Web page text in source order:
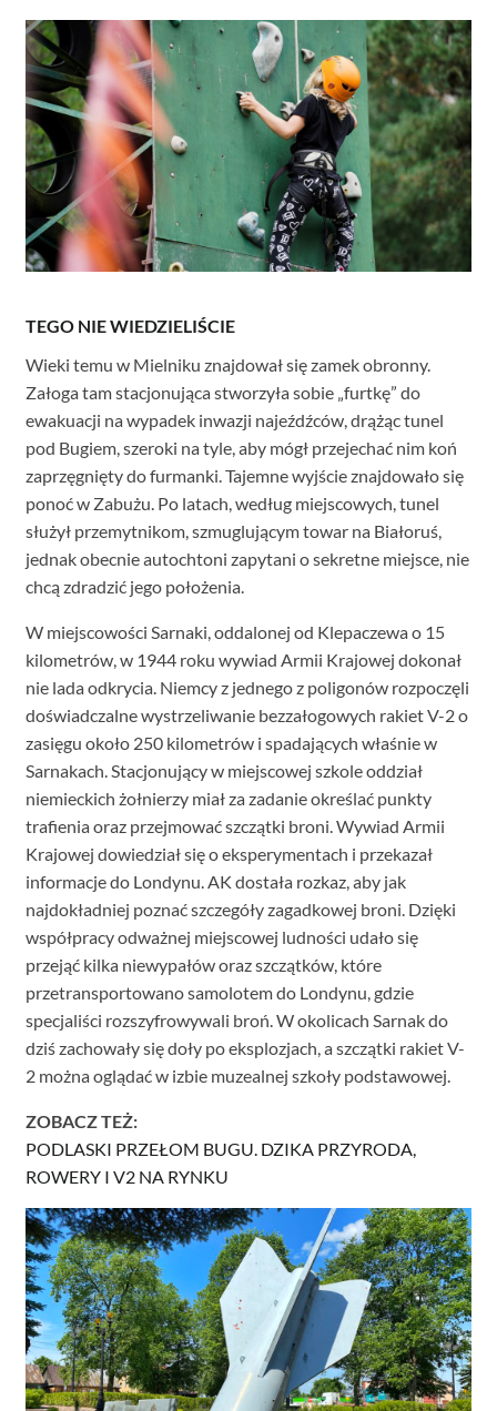
TEGO NIE WIEDZIELIŚCIE
Wieki temu w Mielniku znajdował się zamek obronny.
Załoga tam stacjonująca stworzyła sobie „furtkę” do
ewakuacji na wypadek inwazji najeźdźców, drążąc tunel
pod Bugiem, szeroki na tyle, aby mógł przejechać nim koń
zaprzęgnięty do furmanki. Tajemne wyjście znajdowało się
ponoć w Zabużu. Po latach, według miejscowych, tunel
służył przemytnikom, szmuglującym towar na Białoruś,
jednak obecnie autochtoni zapytani o sekretne miejsce, nie
chcą zdradzić jego położenia.
W miejscowości Sarnaki, oddalonej od Klepaczewa o 15
kilometrów, w 1944 roku wywiad Armii Krajowej dokonał
nie lada odkrycia. Niemcy z jednego z poligonów rozpoczęli
doświadczalne wystrzeliwanie bezzałogowych rakiet V-2 o
zasięgu około 250 kilometrów i spadających właśnie w
Sarnakach. Stacjonujący w miejscowej szkole oddział
niemieckich żołnierzy miał za zadanie określać punkty
trafienia oraz przejmować szczątki broni. Wywiad Armii
Krajowej dowiedział się o eksperymentach i przekazał
informacje do Londynu. AK dostała rozkaz, aby jak
najdokładniej poznać szczegóły zagadkowej broni. Dzięki
współpracy odważnej miejscowej ludności udało się
przejąć kilka niewypałów oraz szczątków, które
przetransportowano samolotem do Londynu, gdzie
specjaliści rozszyfrowywali broń. W okolicach Sarnak do
dziś zachowały się doły po eksplozjach, a szczątki rakiet V-
2 można oglądać w izbie muzealnej szkoły podstawowej.
ZOBACZ TEŻ:
PODLASKI PRZEŁOM BUGU. DZIKA PRZYRODA,
ROWERY I V2 NA RYNKU